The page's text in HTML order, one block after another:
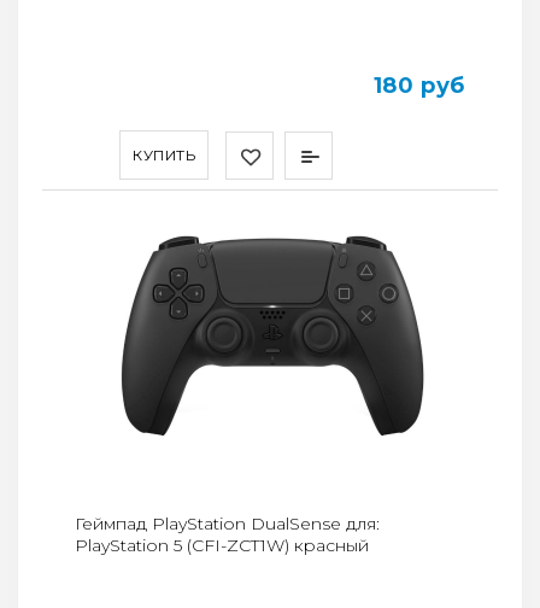
КУПИТЬ
180 руб
Геймпад PlayStation DualSense для:
PlayStation 5 (CFI-ZCT1W) красный